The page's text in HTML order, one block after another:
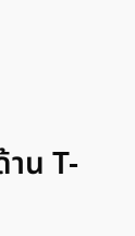
น T-